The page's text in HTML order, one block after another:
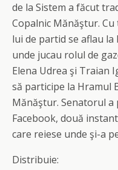
de la Sistem a făcut
Copalnic Mănăştur.
lui de partid se aflau la
unde jucau rolul de
Elena Udrea şi Traian
să participe la Hramul
Mănăştur. Senatorul
Facebook, două
care reiese unde şi-a
Distribuie: